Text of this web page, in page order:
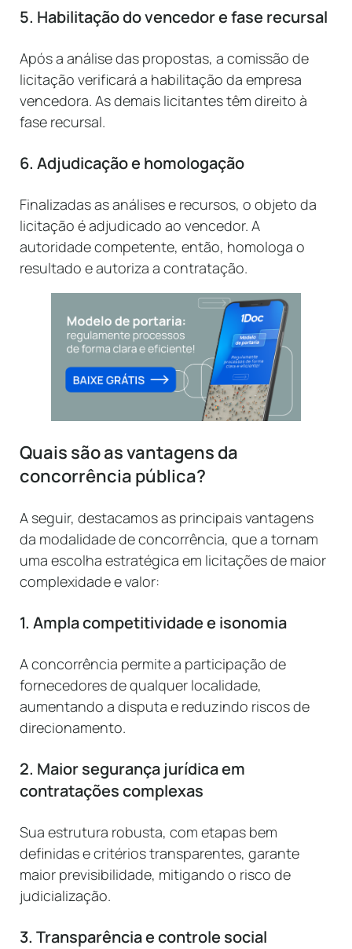
5. Habilitação do vencedor e fase recursal
Após a análise das propostas, a comissão de
licitação verificará a habilitação da empresa
vencedora. As demais licitantes têm direito à
fase recursal.
6. Adjudicação e homologação
Finalizadas as análises e recursos, o objeto da
licitação é adjudicado ao vencedor. A
autoridade competente, então, homologa o
resultado e autoriza a contratação.
Quais são as vantagens da
concorrência pública?
A seguir, destacamos as principais vantagens
da modalidade de concorrência, que a tornam
uma escolha estratégica em licitações de maior
complexidade e valor:
1. Ampla competitividade e isonomia
A concorrência permite a participação de
fornecedores de qualquer localidade,
aumentando a disputa e reduzindo riscos de
direcionamento.
2. Maior segurança jurídica em
contratações complexas
Sua estrutura robusta, com etapas bem
definidas e critérios transparentes, garante
maior previsibilidade, mitigando o risco de
judicialização.
3. Transparência e controle social